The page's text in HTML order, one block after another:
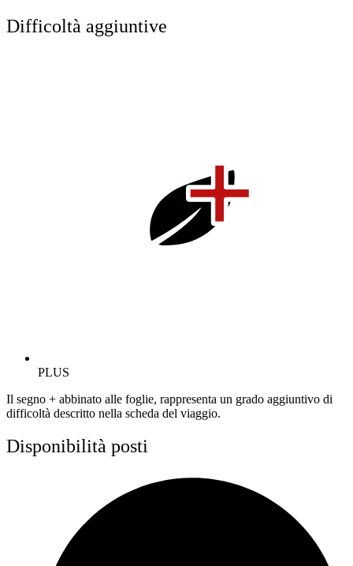
Difficoltà aggiuntive
PLUS
Il segno + abbinato alle foglie, rappresenta un grado aggiuntivo di
difficoltà descritto nella scheda del viaggio.
Disponibilità posti